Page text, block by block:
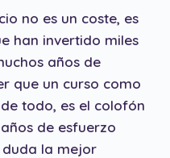
no es un coste, es
han invertido miles
años de
que un curso como
todo, es el colofón
de esfuerzo
duda la mejor